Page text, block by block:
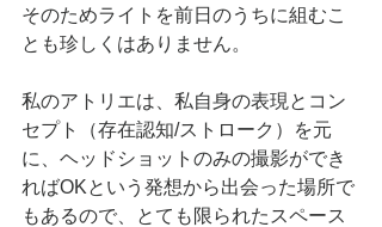
そのためライトを前日のうちに組むこ
とも珍しくはありません。
私のアトリエは、私自身の表現とコン
セプト（存在認知/ストローク）を元
に、ヘッドショットのみの撮影ができ
ればOKという発想から出会った場所で
もあるので、とても限られたスペース